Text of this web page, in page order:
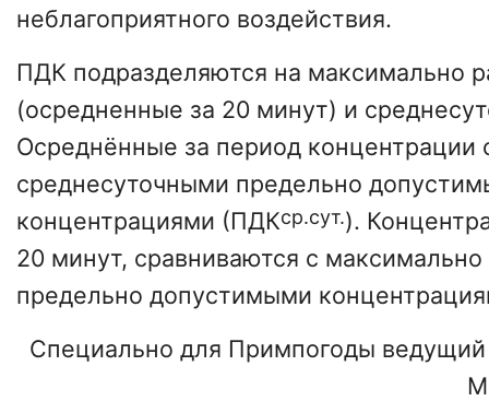
неблагоприятного воздействия.
ПДК подразделяются на максимально
(осредненные за 20 минут) и
Осреднённые за период концентрации
среднесуточными предельно
концентрациями (ПДКср.сут.).
20 минут, сравниваются с
предельно допустимыми
Специально для Примпогоды ведущий